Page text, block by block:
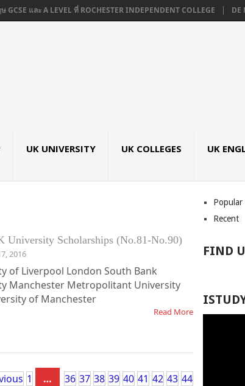
และ A LEVEL ที่ ROCHESTER INDEPENDENT COLLEGE DE
UK UNIVERSITY UK COLLEGES UK
University Scholarships (No.81-No.90)
2016
of Liverpool London South Bank
Manchester Metropolitant University
of Manchester
Read More
1 … 36 37 38 39 40 41 42 43 44
Popular
Recent
FIND